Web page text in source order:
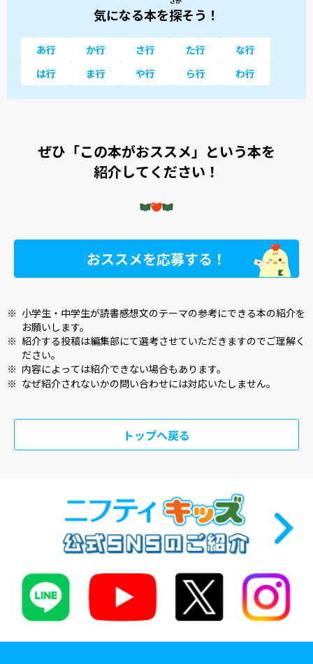
気になる本を探そう！
あ行 か行 さ行 た行
な行
は行
ま行 や行 ら行 わ行
ぜひ「この本がおススメ」という本を
紹介してください！
おススメを応募する！
※ 小学生・中学生が読書感想文のテーマの参考にできる本の紹介を
お願いします。
※ 紹介する投稿は編集部にて選考させていただきますのでご理解く
ださい。
※ 内容によっては紹介できない場合もあります。
※ なぜ紹介されないかの問い合わせには対応いたしません。
トップへ戻る